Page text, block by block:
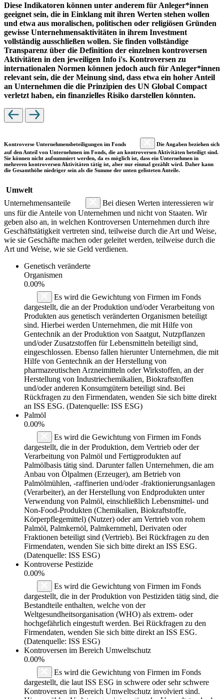
Diese Indikatoren können unter anderem für Anleger*innen
geeignet sein, die in Einklang mit ihren Werten stehen wollen
und etwa aus moralischen, politischen oder religiösen Gründen
gewisse Unternehmensaktivitäten in ihrem Investment
vollständig ausschließen wollen. Sie finden vollständige
Transparenz über die Definition der einzelnen kontroversen
Aktivitäten in den jeweiligen Info i's. Kontroversen zu
internationalen Normen können jedoch auch für Anleger*innen
relevant sein, die der Meinung sind, dass etwa ein hoher Anteil
an Unternehmen die die Prinzipien des UN Global Compact
verletzt haben, ein finanzielles Risiko darstellen könnten.
Kontroverse Unternehmensbeteiligungen im Fonds
Die Angaben beziehen sich
auf den Anteil von Unternehmen im Fonds, die an kontroversen Aktivitäten beteiligt sind.
Sie können nicht aufsummiert werden, da es möglich ist, dass ein Unternehmen in
mehreren kontroversen Aktivitäten tätig ist, aber nur einmal gezählt wird. Daher kann
die Gesamthöhe niedriger sein als die Summe der unten gelisteten Anteile.
Umwelt
Unternehmensanteile
Bei diesen Werten interessieren wir
uns für die Anteile von Unternehmen und nicht von Staaten. Wir
geben also an, in welchen Kontroversen Unternehmen durch ihre
Geschäftstätigkeit vertreten sind, teilweise durch die Art und Weise,
wie sie Geschäfte machen oder geleitet werden, teilweise durch die
Art und Weise, wie sie Geld verdienen.
Genetisch veränderte
Organismen
0.00%
Es wird die Gewichtung von Firmen im Fonds
dargestellt, die an der Produktion und/oder Verarbeitung von
Produkten aus genetisch veränderten Organismen beteiligt
sind. Hierbei werden Unternehmen, die mit Hilfe von
Gentechnik an der Produktion von Saatgut, Nutzpflanzen
und/oder Zusatzstoffen für Lebensmitteln beteiligt sind,
eingeschlossen. Ebenso fallen hierunter Unternehmen, die mit
Hilfe von Gentechnik an der Herstellung von
pharmazeutischen Arzneimitteln oder Wirkstoffen, an der
Herstellung von Industriechemikalien, Biokraftstoffen
und/oder anderen Konsumgütern beteiligt sind. Bei
Rückfragen zu den Firmendaten, wenden Sie sich bitte direkt
an ISS ESG. (Datenquelle: ISS ESG)
Palmöl
0.00%
Es wird die Gewichtung von Firmen im Fonds
dargestellt, die in der Produktion, dem Vertrieb oder der
Verarbeitung von Palmöl und Fertigprodukten auf
Palmölbasis tätig sind. Darunter fallen Unternehmen, die am
Anbau von Ölpalmen (Erzeuger), am Betrieb von
Palmölmühlen, -raffinerien und/oder -fraktionierungsanlagen
(Verarbeiter), an der Herstellung von Endprodukten unter
Verwendung von Palmöl, einschließlich Lebensmittel- und
Non-Food-Produkten (Chemikalien, Biokraftstoffe,
Körperpflegemittel) (Nutzer) oder am Vertrieb von rohem
Palmöl, Palmkernöl, Palmkernmehl, Derivaten oder
Fraktionen beteiligt sind (Vertrieb). Bei Rückfragen zu den
Firmendaten, wenden Sie sich bitte direkt an ISS ESG.
(Datenquelle: ISS ESG)
Kontroverse Pestizide
0.00%
Es wird die Gewichtung von Firmen im Fonds
dargestellt, die in der Produktion von Pestiziden tätig sind, die
Bestandteile enthalten, welche von der
Weltgesundheitsorganisation (WHO) als extrem- oder
hochgefährlich eingestuft werden. Bei Rückfragen zu den
Firmendaten, wenden Sie sich bitte direkt an ISS ESG.
(Datenquelle: ISS ESG)
Kontroversen im Bereich Umweltschutz
0.00%
Es wird die Gewichtung von Firmen im Fonds
dargestellt, die laut ISS ESG in schwere oder sehr schwere
Kontroversen im Bereich Umweltschutz involviert sind.